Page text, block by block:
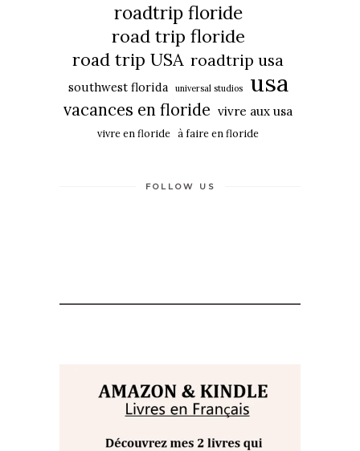
roadtrip floride
road trip floride
road trip USA roadtrip usa
southwest florida universal studios usa
vacances en floride vivre aux usa
vivre en floride à faire en floride
FOLLOW US